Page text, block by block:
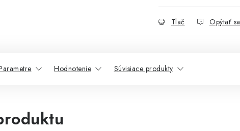
Tlač Opýtať sa
Hodnotenie Súvisiace produkty